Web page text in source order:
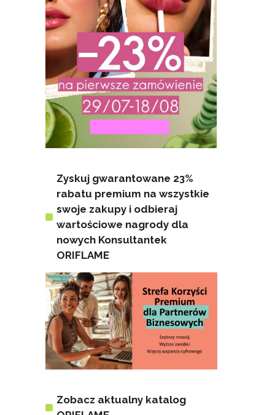
Zyskuj gwarantowane 23%
rabatu premium na wszystkie
swoje zakupy i odbieraj
wartościowe nagrody dla
nowych Konsultantek
ORIFLAME
Zobacz aktualny katalog